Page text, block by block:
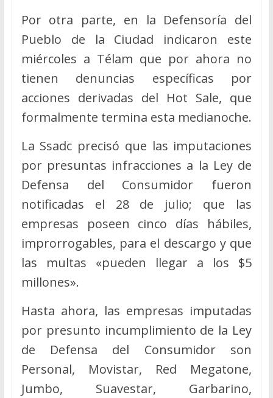
Por otra parte, en la Defensoría del
Pueblo de la Ciudad indicaron este
miércoles a Télam que por ahora no
tienen denuncias específicas por
acciones derivadas del Hot Sale, que
formalmente termina esta medianoche.
La Ssadc precisó que las imputaciones
por presuntas infracciones a la Ley de
Defensa del Consumidor fueron
notificadas el 28 de julio; que las
empresas poseen cinco días hábiles,
improrrogables, para el descargo y que
las multas «pueden llegar a los $5
millones».
Hasta ahora, las empresas imputadas
por presunto incumplimiento de la Ley
de Defensa del Consumidor son
Personal, Movistar, Red Megatone,
Jumbo, Suavestar, Garbarino,